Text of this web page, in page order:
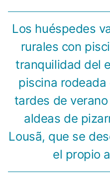
Los huéspedes
rurales con
tranquilidad del
piscina
tardes de
aldeas de
Lousã, que se
el propio